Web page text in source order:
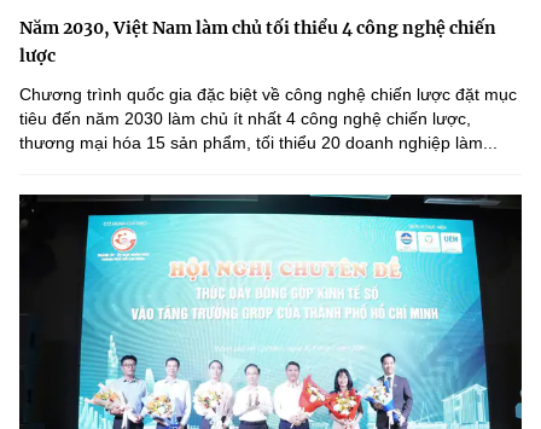
Năm 2030, Việt Nam làm chủ tối thiểu 4 công nghệ chiến
lược
Chương trình quốc gia đặc biệt về công nghệ chiến lược đặt mục
tiêu đến năm 2030 làm chủ ít nhất 4 công nghệ chiến lược,
thương mại hóa 15 sản phẩm, tối thiểu 20 doanh nghiệp làm...